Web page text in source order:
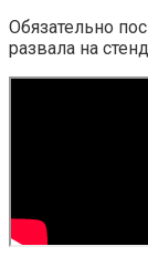
Обязательно
развала на